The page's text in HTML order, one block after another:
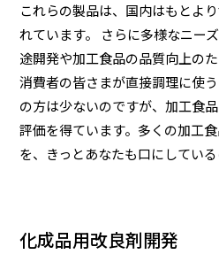
これらの製品は、国内はもとよ
れています。 さらに多様なニー
途開発や加工食品の品質向上の
消費者の皆さまが直接調理に使
の方は少ないのですが、加工食
評価を得ています。多くの加工
を、きっとあなたも口にしている
化成品用改良剤開発